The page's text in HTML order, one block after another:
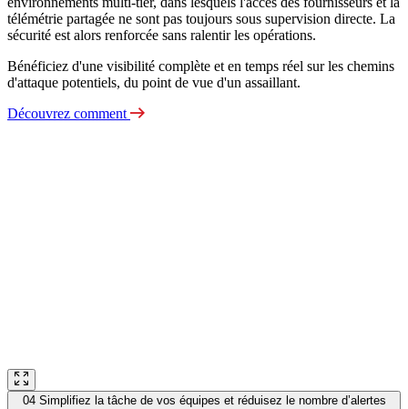
télémétrie partagée ne sont pas toujours sous supervision directe. La
sécurité est alors renforcée sans ralentir les opérations.
Bénéficiez d'une visibilité complète et en temps réel sur les chemins
d'attaque potentiels, du point de vue d'un assaillant.
Découvrez comment
04 Simplifiez la tâche de vos équipes et réduisez le nombre d’alertes